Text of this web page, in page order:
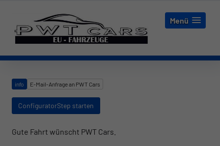
Menü
info E-Mail-Anfrage an PWT Cars
ConfiguratorStep starten
Gute Fahrt wünscht PWT Cars.